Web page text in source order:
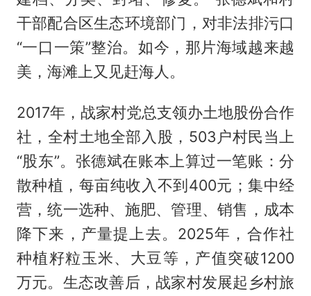
干部配合区生态环境部门，对非法排污口
“一口一策”整治。如今，那片海域越来越
美，海滩上又见赶海人。
2017年，战家村党总支领办土地股份合作
社，全村土地全部入股，503户村民当上
“股东”。张德斌在账本上算过一笔账：分
散种植，每亩纯收入不到400元；集中经
营，统一选种、施肥、管理、销售，成本
降下来，产量提上去。2025年，合作社
种植籽粒玉米、大豆等，产值突破1200
万元。生态改善后，战家村发展起乡村旅